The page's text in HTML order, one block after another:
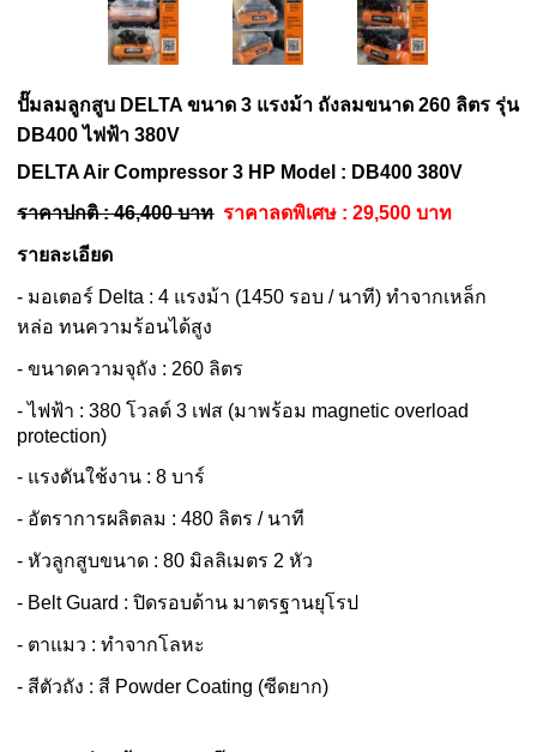
ปั๊มลมลูกสูบ DELTA ขนาด 3 แรงม้า ถังลมขนาด 260 ลิตร รุ่น
DB400 ไฟฟ้า 380V
DELTA Air Compressor 3 HP Model : DB400 380V
ราคาปกติ : 46,400 บาท ราคาลดพิเศษ : 29,500 บาท
รายละเอียด
- มอเตอร์ Delta : 4 แรงม้า (1450 รอบ / นาที) ทำจากเหล็ก
หล่อ ทนความร้อนได้สูง
- ขนาดความจุถัง : 260 ลิตร
- ไฟฟ้า : 380 โวลต์ 3 เฟส (มาพร้อม magnetic overload
protection)
- แรงดันใช้งาน : 8 บาร์
- อัตราการผลิตลม : 480 ลิตร / นาที
- หัวลูกสูบขนาด : 80 มิลลิเมตร 2 หัว
- Belt Guard : ปิดรอบด้าน มาตรฐานยุโรป
- ตาแมว : ทำจากโลหะ
- สีตัวถัง : สี Powder Coating (ซีดยาก)